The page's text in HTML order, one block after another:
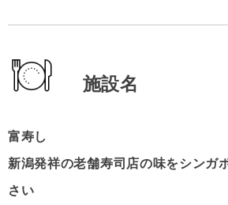
施設名
富寿し
新潟発祥の老舗寿司店の味をシンガ
さい